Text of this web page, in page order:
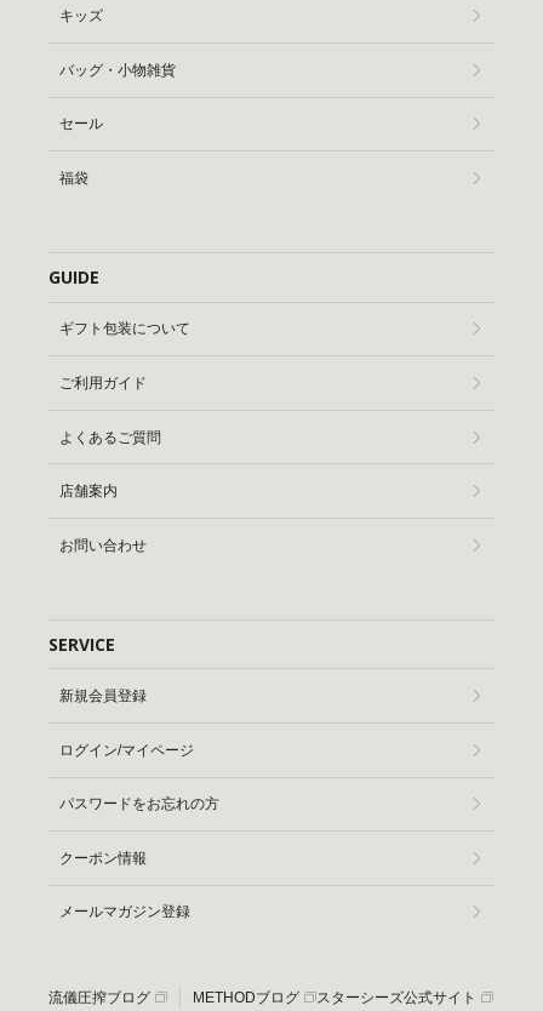
キッズ
バッグ・小物雑貨
セール
福袋
GUIDE
ギフト包装について
ご利用ガイド
よくあるご質問
店舗案内
お問い合わせ
SERVICE
新規会員登録
ログイン/マイページ
パスワードをお忘れの方
クーポン情報
メールマガジン登録
流儀圧搾ブログ METHODブログ スターシーズ公式サイト